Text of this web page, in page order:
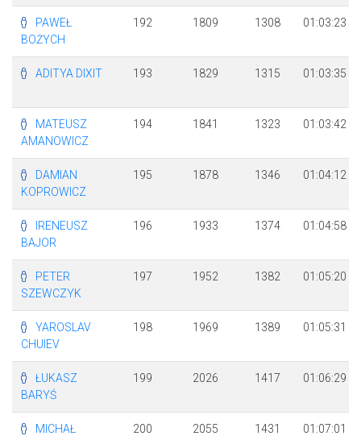
PAWEŁ
BOŻYCH
192 1809 1308 01:03:23
ADITYA DIXIT 193 1829 1315 01:03:35
MATEUSZ
AMANOWICZ
194 1841 1323 01:03:42
DAMIAN
KOPROWICZ
195 1878 1346 01:04:12
IRENEUSZ
BAJOR
196 1933 1374 01:04:58
PETER
SZEWCZYK
197 1952 1382 01:05:20
YAROSLAV
CHUIEV
198 1969 1389 01:05:31
ŁUKASZ
BARYŚ
199 2026 1417 01:06:29
MICHAŁ
200 2055 1431 01:07:01